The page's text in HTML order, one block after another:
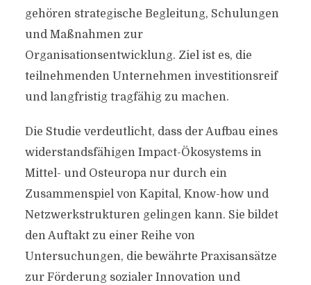
gehören strategische Begleitung, Schulungen
und Maßnahmen zur
Organisationsentwicklung. Ziel ist es, die
teilnehmenden Unternehmen investitionsreif
und langfristig tragfähig zu machen.
Die Studie verdeutlicht, dass der Aufbau eines
widerstandsfähigen Impact-Ökosystems in
Mittel- und Osteuropa nur durch ein
Zusammenspiel von Kapital, Know-how und
Netzwerkstrukturen gelingen kann. Sie bildet
den Auftakt zu einer Reihe von
Untersuchungen, die bewährte Praxisansätze
zur Förderung sozialer Innovation und